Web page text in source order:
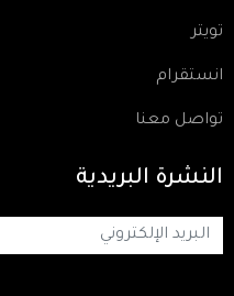
تويتر
انستقرام
تواصل معنا
النشرة البريدية